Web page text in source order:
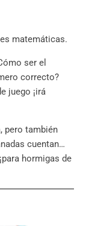
matemáticas.
ser el
correcto?
juego ¡irá
pero también
cuentan…
hormigas de